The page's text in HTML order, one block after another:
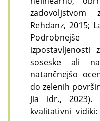
Rehdanz, 2015;
izpostavljenosti
soseske ali
natančnejšo
do zelenih
Jia idr., 2023).
kvalitativni